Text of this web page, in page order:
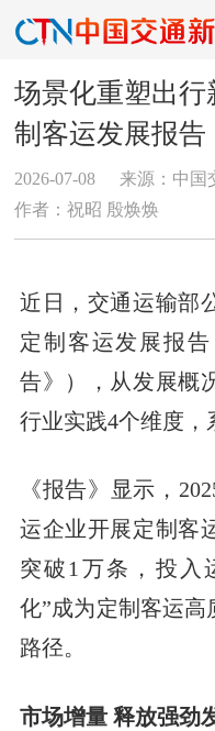
场景化重塑出
制客运发展报告
2026-07-08 来源：中国
作者：祝昭 殷焕焕
近日，交通运输部
定制客运发展报
告》），从发展概
行业实践4个维度，
《报告》显示，
运企业开展定制客
突破1万条，投入
化”成为定制客运
路径。
市场增量 释放强劲